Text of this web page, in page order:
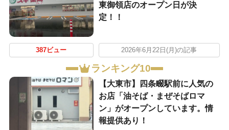
東御領店のオープン日が決
定！！
387ビュー 2026年6月22日(月)の記事
ランキング10
【大東市】四条畷駅前に人気の
お店「油そば・まぜそばロマ
ン」がオープンしています。情
報提供あり！